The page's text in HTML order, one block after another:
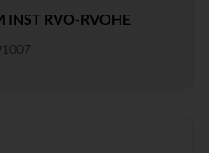
INST RVO-RVOHE